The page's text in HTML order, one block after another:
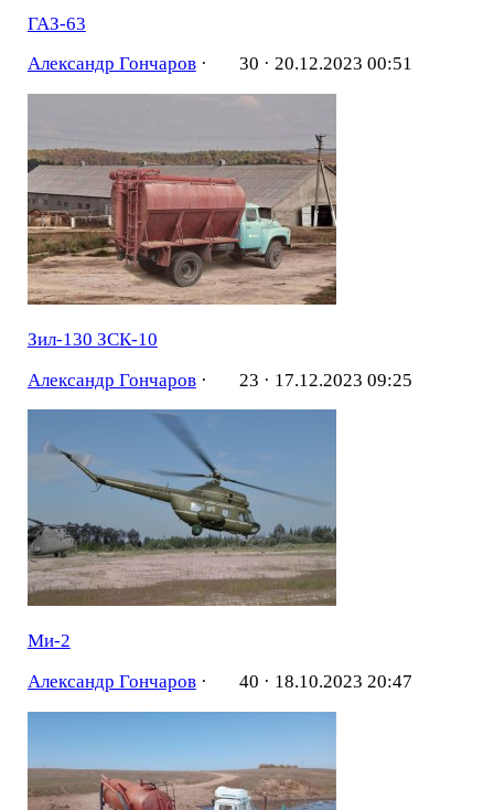
ГАЗ-63
Александр Гончаров· 30 · 20.12.2023 00:51
Зил-130 ЗСК-10
Александр Гончаров· 23 · 17.12.2023 09:25
Ми-2
Александр Гончаров· 40 · 18.10.2023 20:47